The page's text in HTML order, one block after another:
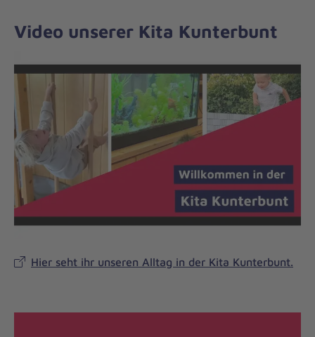
Video unserer Kita Kunterbunt
Hier seht ihr unseren Alltag in der Kita Kunterbunt.